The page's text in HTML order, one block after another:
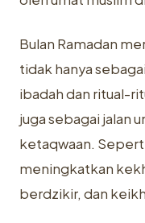
Bulan Ramadan
tidak hanya
ibadah dan ritual-
juga sebagai jalan
ketaqwaan.
meningkatkan
berdzikir, dan